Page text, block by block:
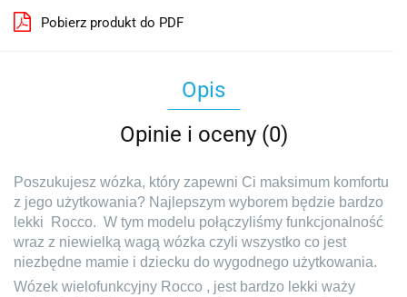
Pobierz produkt do PDF
Opis
Opinie i oceny (0)
Poszukujesz wózka, który zapewni Ci maksimum komfortu
z jego użytkowania? Najlepszym wyborem będzie bardzo
lekki
Rocco. W tym modelu połączyliśmy funkcjonalność
wraz z niewielką wagą wózka czyli wszystko co jest
niezbędne mamie i dziecku do wygodnego użytkowania.
Wózek wielofunkcyjny Rocco , jest bardzo lekki waży